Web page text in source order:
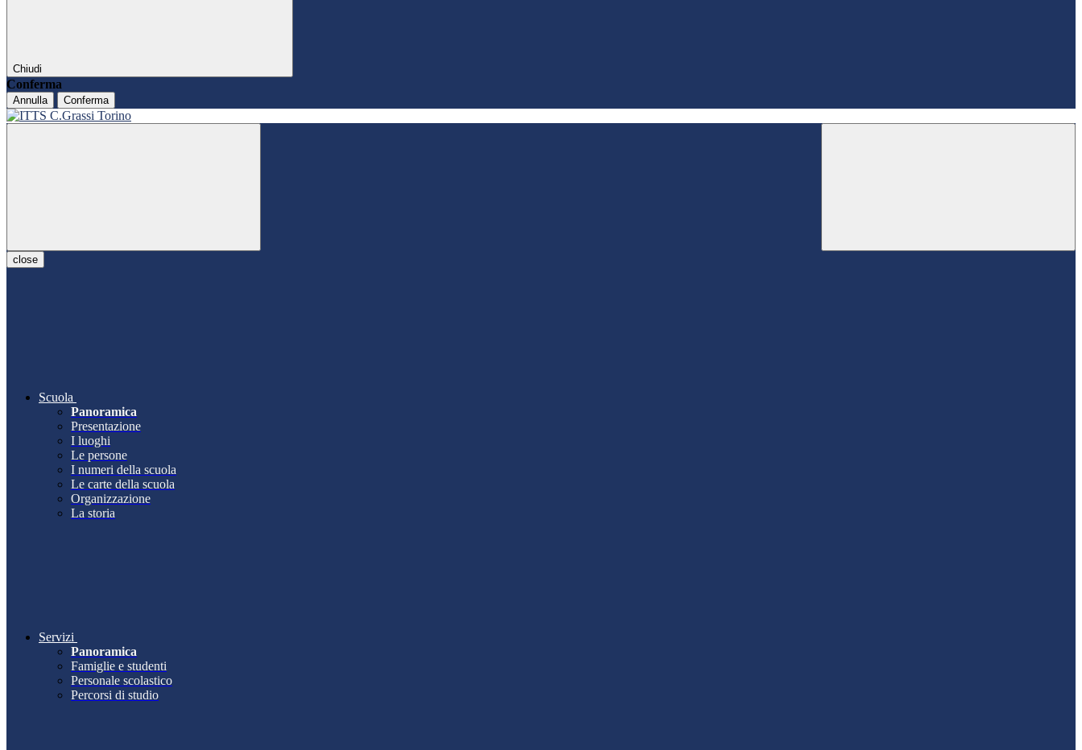
Chiudi
Conferma
Annulla Conferma
close
Scuola
Panoramica
Presentazione
I luoghi
Le persone
I numeri della scuola
Le carte della scuola
Organizzazione
La storia
Servizi
Panoramica
Famiglie e studenti
Personale scolastico
Percorsi di studio